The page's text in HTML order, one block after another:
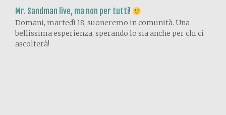
Mr. Sandman live, ma non per tutti!
Domani, martedì 18, suoneremo in comunità. Una
bellissima esperienza, sperando lo sia anche per chi ci
ascolterà!